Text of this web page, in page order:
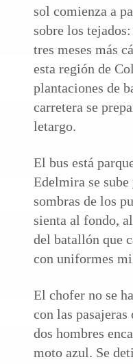
sol comienza a
sobre los
tres meses más
esta región de
plantaciones de
carretera se
letargo.
El bus está
Edelmira se
sombras de los
sienta al fondo,
del batallón que
con uniformes
El chofer no se
con las pasajeras
dos hombres
moto azul. Se